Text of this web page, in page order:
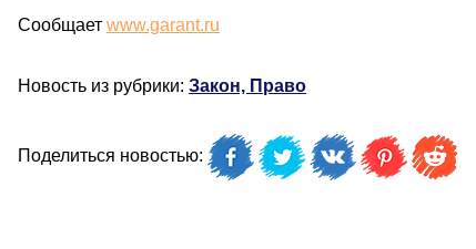
Сообщает www.garant.ru
Новость из рубрики: Закон, Право
Поделиться новостью: